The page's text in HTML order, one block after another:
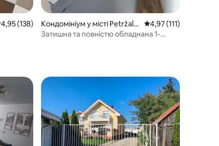
оцінка: 4,95 з 5, відгуки: 138
4,95 (138)
Кондомініум у місті Petržalk
a
Середня оцінка: 4,97
4,97 (111)
Затишна та повністю обладнана 1-